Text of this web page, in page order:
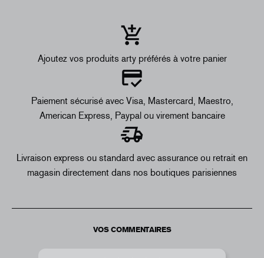
Ajoutez vos produits arty préférés à votre panier
Paiement sécurisé avec Visa, Mastercard, Maestro,
American Express, Paypal ou virement bancaire
Livraison express ou standard avec assurance ou retrait en
magasin directement dans nos boutiques parisiennes
VOS COMMENTAIRES